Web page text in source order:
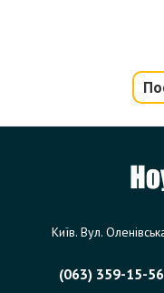
Київ. Вул.
(063) 359-15-56